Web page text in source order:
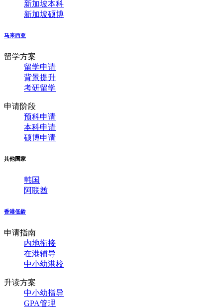
新加坡本科
新加坡硕博
马来西亚
留学方案
留学申请
背景提升
考研留学
申请阶段
预科申请
本科申请
硕博申请
其他国家
韩国
阿联酋
香港低龄
申请指南
内地衔接
在港辅导
中小幼港校
升读方案
中小幼指导
GPA管理